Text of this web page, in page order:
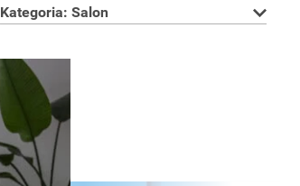
Wydanie cyfrowe
Kategoria: Salon